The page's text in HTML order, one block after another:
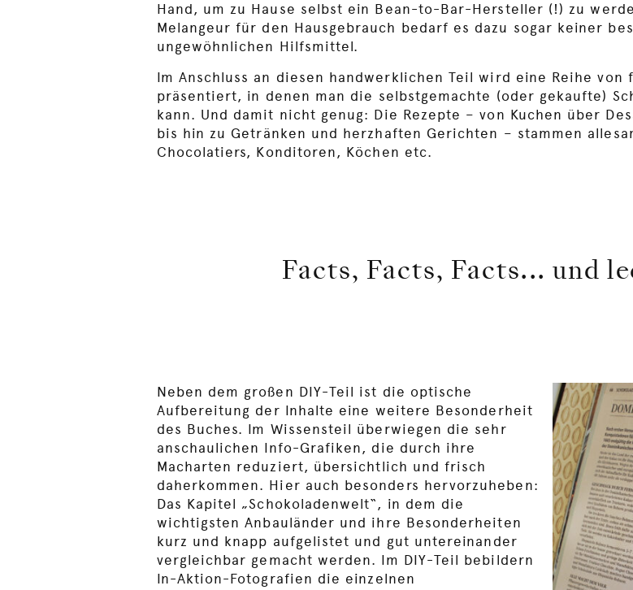
Hand, um zu Hause selbst ein Bean-to-Bar-Hersteller (!) zu
Melangeur für den Hausgebrauch bedarf es dazu sogar keiner
ungewöhnlichen Hilfsmittel.
Im Anschluss an diesen handwerklichen Teil wird eine Reihe von
präsentiert, in denen man die selbstgemachte (oder gekaufte)
kann. Und damit nicht genug: Die Rezepte – von Kuchen über
bis hin zu Getränken und herzhaften Gerichten – stammen
Chocolatiers, Konditoren, Köchen etc.
Facts, Facts, Facts... und
Neben dem großen DIY-Teil ist die optische
Aufbereitung der Inhalte eine weitere Besonderheit
des Buches. Im Wissensteil überwiegen die sehr
anschaulichen Info-Grafiken, die durch ihre
Macharten reduziert, übersichtlich und frisch
daherkommen. Hier auch besonders hervorzuheben:
Das Kapitel „Schokoladenwelt“, in dem die
wichtigsten Anbauländer und ihre Besonderheiten
kurz und knapp aufgelistet und gut untereinander
vergleichbar gemacht werden. Im DIY-Teil bebildern
In-Aktion-Fotografien die einzelnen